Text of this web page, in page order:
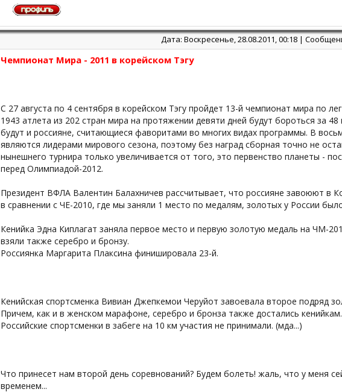
Дата: Воскресенье, 28.08.2011, 00:18 |
Чемпионат Мира - 2011 в корейском Тэгу
С 27 августа по 4 сентября в корейском Тэгу пройдет 13-й чемпионат мира по
1943 атлета из 202 стран мира на протяжении девяти дней будут бороться за
будут и россияне, считающиеся фаворитами во многих видах программы. В
являются лидерами мирового сезона, поэтому без наград сборная точно не
нынешнего турнира только увеличивается от того, это первенство планеты -
перед Олимпиадой-2012.
Президент ВФЛА Валентин Балахничев рассчитывает, что россияне завоюют в
в сравнении с ЧЕ-2010, где мы заняли 1 место по медалям, золотых у России
Кенийка Эдна Киплагат заняла первое место и первую золотую медаль на ЧМ-
взяли также серебро и бронзу.
Россиянка Маргарита Плаксина финишировала 23-й.
Кенийская спортсменка Вивиан Джепкемои Черуйот завоевала второе подряд
Причем, как и в женском марафоне, серебро и бронза также достались кенийкам.
Российские спортсменки в забеге на 10 км участия не принимали. (мда...)
Что принесет нам второй день соревнований? Будем болеть! жаль, что у меня
временем...